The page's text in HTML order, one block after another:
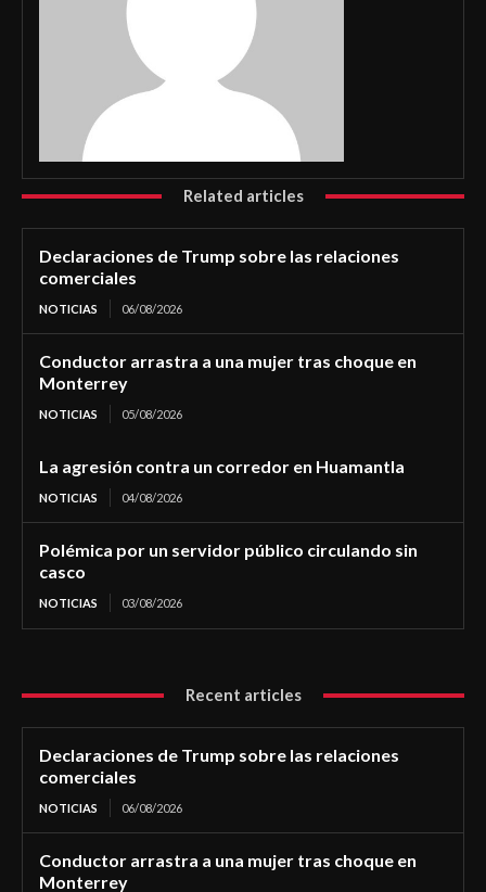
Related articles
Declaraciones de Trump sobre las relaciones
comerciales
NOTICIAS 06/08/2026
Conductor arrastra a una mujer tras choque en
Monterrey
NOTICIAS 05/08/2026
La agresión contra un corredor en Huamantla
NOTICIAS 04/08/2026
Polémica por un servidor público circulando sin
casco
NOTICIAS 03/08/2026
Recent articles
Declaraciones de Trump sobre las relaciones
comerciales
NOTICIAS 06/08/2026
Conductor arrastra a una mujer tras choque en
Monterrey